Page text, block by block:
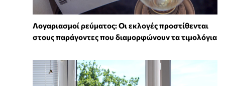
Λογαριασμοί ρεύματος: Οι εκλογές προστίθενται
στους παράγοντες που διαμορφώνουν τα τιμολόγια